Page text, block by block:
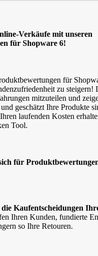
Verkäufe mit unseren
für Shopware 6!
für
zu steigern!
mitzuteilen und
geschätzt Ihre Produkte
laufenden Kosten
Tool.
für
die Kaufentscheidungen
Ihren Kunden, fundierte
so Ihre Retouren.